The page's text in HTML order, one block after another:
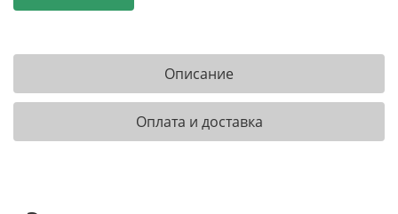
Описание
Оплата и доставка